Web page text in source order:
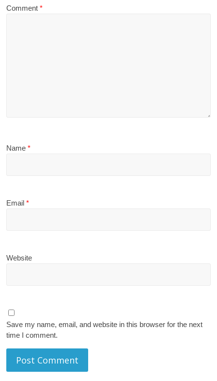
Comment*
Name*
Email*
Website
Save my name, email, and website in this browser for the next
time I comment.